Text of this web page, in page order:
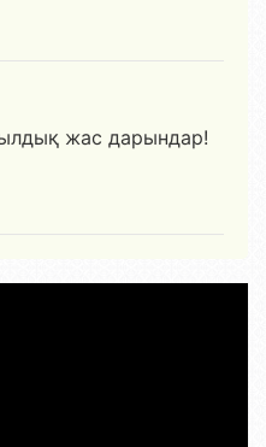
жас дарындар!